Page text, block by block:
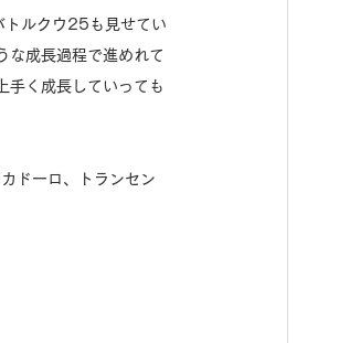
トルクウ25も見せてい
な成長過程で進めれて
手く成長していっても
ドーロ、トランセン